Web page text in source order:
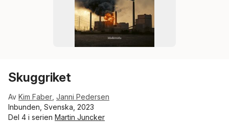
Skuggriket
Av Kim Faber Janni Pedersen
Inbunden, Svenska, 2023
Del 4 i serien Martin Juncker